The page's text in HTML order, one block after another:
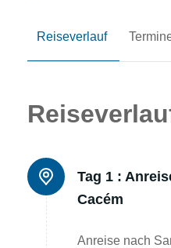
Reiseverlauf
Tag 1 :
Cacém
Anreise nach